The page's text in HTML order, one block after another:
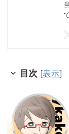
目次 [表示]